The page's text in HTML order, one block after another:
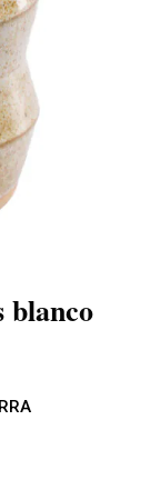
blanco